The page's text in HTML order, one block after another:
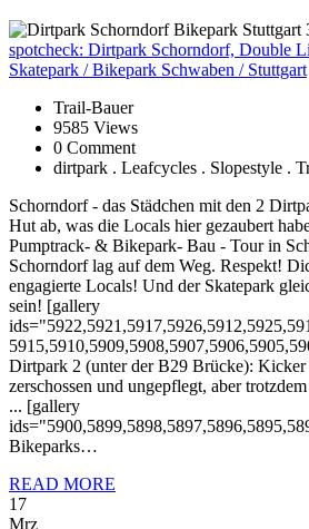
spotcheck: Dirtpark Schorndorf, Double
Skatepark / Bikepark Schwaben / Stuttgart
Trail-Bauer
9585 Views
0 Comment
dirtpark . Leafcycles . Slopestyle .
Schorndorf - das Städchen mit den 2
Hut ab, was die Locals hier gezaubert
Pumptrack- & Bikepark- Bau - Tour in
Schorndorf lag auf dem Weg. Respekt!
engagierte Locals! Und der Skatepark
sein! [gallery
Dirtpark 2 (unter der B29 Brücke):
zerschossen und ungepflegt, aber
... [gallery
Bikeparks…
READ MORE
17
Mrz